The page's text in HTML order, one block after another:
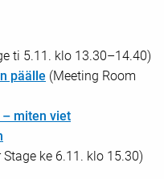
ti 5.11. klo 13.30–14.40)
päälle (Meeting Room
– miten viet
Stage ke 6.11. klo 15.30)